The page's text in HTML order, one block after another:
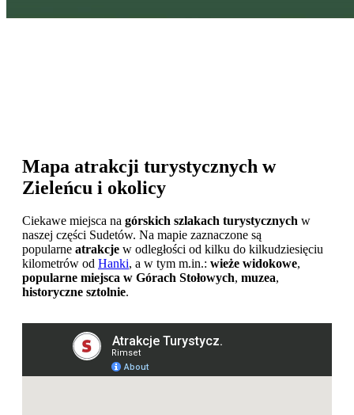
Mapa atrakcji turystycznych w
Zieleńcu i okolicy
Ciekawe miejsca na górskich szlakach turystycznych w
naszej części Sudetów. Na mapie zaznaczone są
popularne atrakcje w odległości od kilku do kilkudziesięciu
kilometrów od Hanki, a w tym m.in.: wieże widokowe,
popularne miejsca w Górach Stołowych, muzea,
historyczne sztolnie.